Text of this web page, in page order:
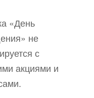
«День
не
с
акциями и